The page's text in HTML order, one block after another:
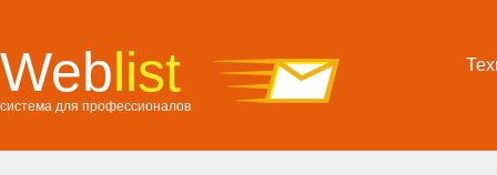
Weblist
система для профессионалов